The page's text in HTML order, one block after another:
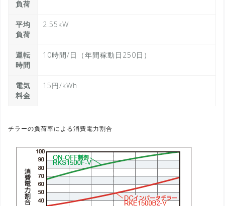
負荷
平均
負荷
2.55kW
運転
時間
10時間/日（年間稼動日250日）
電気
料金
15円/kWh
チラーの負荷率による消費電力割合